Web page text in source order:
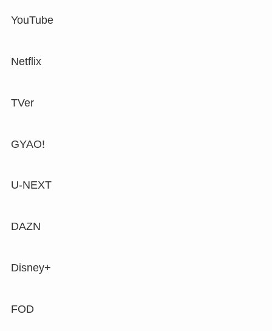
YouTube
Netflix
TVer
GYAO!
U-NEXT
DAZN
Disney+
FOD